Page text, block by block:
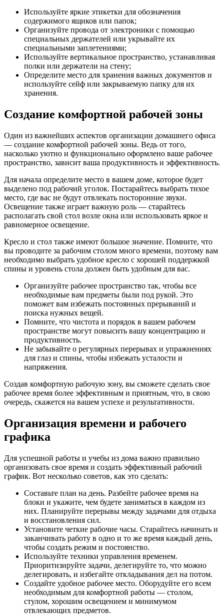
Используйте яркие этикетки для обозначения
содержимого ящиков или папок;
Организуйте провода от электроники с помощью
специальных держателей или укрывайте их
специальными заплетениями;
Используйте вертикальное пространство, устанавливая
полки или держатели на стену;
Определите место для хранения важных документов и
используйте сейф или закрываемую папку для их
хранения.
Создание комфортной рабочей зоны
Один из важнейших аспектов организации домашнего офиса
— создание комфортной рабочей зоны. Ведь от того,
насколько уютно и функционально оформлено ваше рабочее
пространство, зависит ваша продуктивность и эффективность.
Для начала определите место в вашем доме, которое будет
выделено под рабочий уголок. Постарайтесь выбрать тихое
место, где вас не будут отвлекать посторонние звуки.
Освещение также играет важную роль — старайтесь
располагать свой стол возле окна или использовать яркое и
равномерное освещение.
Кресло и стол также имеют большое значение. Помните, что
вы проводите за рабочим столом много времени, поэтому вам
необходимо выбрать удобное кресло с хорошей поддержкой
спины и уровень стола должен быть удобным для вас.
Организуйте рабочее пространство так, чтобы все
необходимые вам предметы были под рукой. Это
поможет вам избежать постоянных прерываний и
поиска нужных вещей.
Помните, что чистота и порядок в вашем рабочем
пространстве могут повысить вашу концентрацию и
продуктивность.
Не забывайте о регулярных перерывах и упражнениях
для глаз и спины, чтобы избежать усталости и
напряжения.
Создав комфортную рабочую зону, вы сможете сделать свое
рабочее время более эффективным и приятным, что, в свою
очередь, скажется на вашем успехе и результативности.
Организация времени и рабочего
графика
Для успешной работы и учебы из дома важно правильно
организовать свое время и создать эффективный рабочий
график. Вот несколько советов, как это сделать:
Составьте план на день. Разбейте рабочее время на
блоки и укажите, чем будете заниматься в каждом из
них. Планируйте перерывы между задачами для отдыха
и восстановления сил.
Установите четкие рабочие часы. Старайтесь начинать и
заканчивать работу в одно и то же время каждый день,
чтобы создать режим и постоянство.
Используйте техники управления временем.
Приоритизируйте задачи, делегируйте то, что можно
делегировать, и избегайте откладывания дел на потом.
Создайте удобное рабочее место. Оборудуйте его всем
необходимым для комфортной работы — столом,
стулом, хорошим освещением и минимумом
отвлекающих предметов.